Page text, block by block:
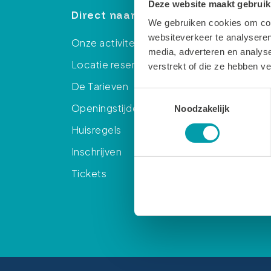
Deze website maakt
We gebruiken cookies om
websiteverkeer te
media, adverteren en
verstrekt of die ze hebben
Noodzakelijk
Direct naar
Onze activiteiten
Locatie reserveren
De Tarieven
Openingstijden
Huisregels
Inschrijven
Tickets